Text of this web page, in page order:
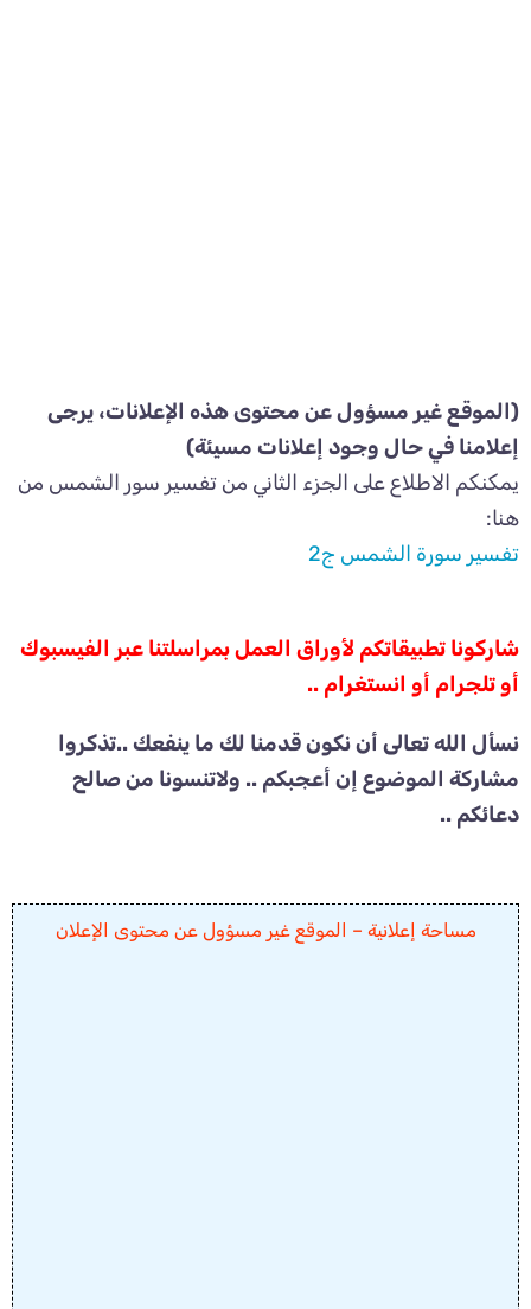
(الموقع غير مسؤول عن محتوى هذه الإعلانات، يرجى
إعلامنا في حال وجود إعلانات مسيئة)
يمكنكم الاطلاع على الجزء الثاني من تفسير سور الشمس من
هنا:
تفسير سورة الشمس ج2
شاركونا تطبيقاتكم لأوراق العمل بمراسلتنا عبر الفيسبوك
أو تلجرام أو انستغرام ..
نسأل الله تعالى أن نكون قدمنا لك ما ينفعك ..تذكروا
مشاركة الموضوع إن أعجبكم .. ولاتنسونا من صالح
دعائكم ..
مساحة إعلانية – الموقع غير مسؤول عن محتوى الإعلان